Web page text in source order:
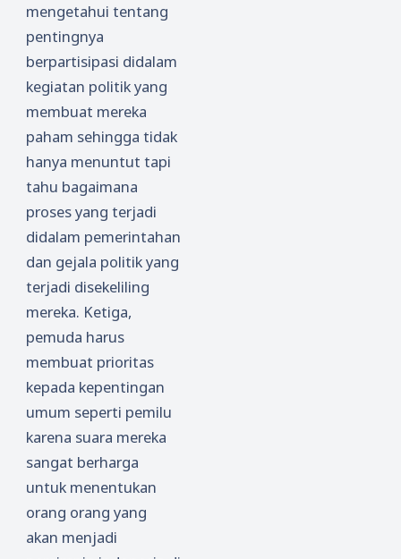
mengetahui tentang
pentingnya
berpartisipasi didalam
kegiatan politik yang
membuat mereka
paham sehingga tidak
hanya menuntut tapi
tahu bagaimana
proses yang terjadi
didalam pemerintahan
dan gejala politik yang
terjadi disekeliling
mereka. Ketiga,
pemuda harus
membuat prioritas
kepada kepentingan
umum seperti pemilu
karena suara mereka
sangat berharga
untuk menentukan
orang orang yang
akan menjadi